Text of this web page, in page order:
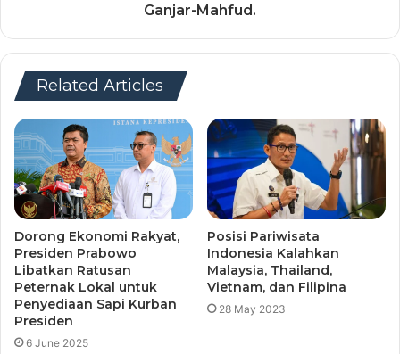
Ganjar-Mahfud.
Related Articles
Dorong Ekonomi Rakyat,
Presiden Prabowo
Libatkan Ratusan
Peternak Lokal untuk
Penyediaan Sapi Kurban
Presiden
6 June 2025
Posisi Pariwisata
Indonesia Kalahkan
Malaysia, Thailand,
Vietnam, dan Filipina
28 May 2023